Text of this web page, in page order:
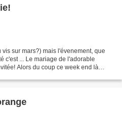
sur mars?) mais l'évenement, que
c'est ... Le mariage de l'adorable
Alors du coup ce week end là